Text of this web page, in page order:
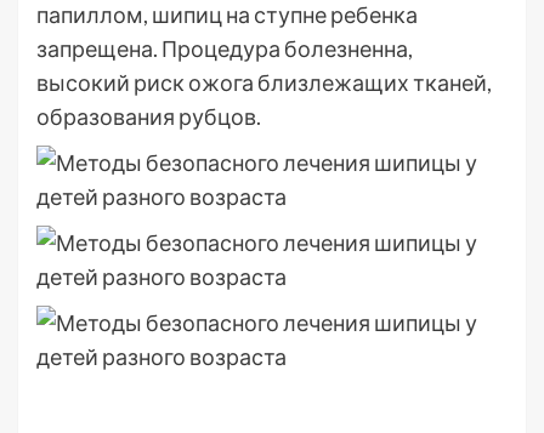
папиллом, шипиц на ступне ребенка
запрещена. Процедура болезненна,
высокий риск ожога близлежащих тканей,
образования рубцов.